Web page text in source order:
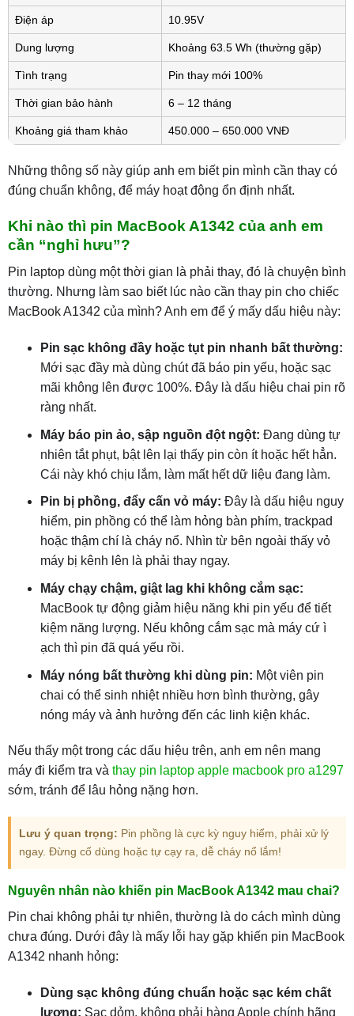
Điện áp 10.95V
Dung lượng Khoảng 63.5 Wh (thường gặp)
Tình trạng Pin thay mới 100%
Thời gian bảo hành 6 – 12 tháng
Khoảng giá tham khảo 450.000 – 650.000 VNĐ
Những thông số này giúp anh em biết pin mình cần thay có
đúng chuẩn không, để máy hoạt động ổn định nhất.
Khi nào thì pin MacBook A1342 của anh em
cần “nghỉ hưu”?
Pin laptop dùng một thời gian là phải thay, đó là chuyện bình
thường. Nhưng làm sao biết lúc nào cần thay pin cho chiếc
MacBook A1342 của mình? Anh em để ý mấy dấu hiệu này:
Pin sạc không đầy hoặc tụt pin nhanh bất thường:
Mới sạc đầy mà dùng chút đã báo pin yếu, hoặc sạc
mãi không lên được 100%. Đây là dấu hiệu chai pin rõ
ràng nhất.
Máy báo pin ảo, sập nguồn đột ngột: Đang dùng tự
nhiên tắt phụt, bật lên lại thấy pin còn ít hoặc hết hẳn.
Cái này khó chịu lắm, làm mất hết dữ liệu đang làm.
Pin bị phồng, đẩy cấn vỏ máy: Đây là dấu hiệu nguy
hiểm, pin phồng có thể làm hỏng bàn phím, trackpad
hoặc thậm chí là cháy nổ. Nhìn từ bên ngoài thấy vỏ
máy bị kênh lên là phải thay ngay.
Máy chạy chậm, giật lag khi không cắm sạc:
MacBook tự động giảm hiệu năng khi pin yếu để tiết
kiệm năng lượng. Nếu không cắm sạc mà máy cứ ì
ạch thì pin đã quá yếu rồi.
Máy nóng bất thường khi dùng pin: Một viên pin
chai có thể sinh nhiệt nhiều hơn bình thường, gây
nóng máy và ảnh hưởng đến các linh kiện khác.
Nếu thấy một trong các dấu hiệu trên, anh em nên mang
máy đi kiểm tra và thay pin laptop apple macbook pro a1297
sớm, tránh để lâu hỏng nặng hơn.
Lưu ý quan trọng: Pin phồng là cực kỳ nguy hiểm, phải xử lý
ngay. Đừng cố dùng hoặc tự cạy ra, dễ cháy nổ lắm!
Nguyên nhân nào khiến pin MacBook A1342 mau chai?
Pin chai không phải tự nhiên, thường là do cách mình dùng
chưa đúng. Dưới đây là mấy lỗi hay gặp khiến pin MacBook
A1342 nhanh hỏng:
Dùng sạc không đúng chuẩn hoặc sạc kém chất
lượng: Sạc dỏm, không phải hàng Apple chính hãng